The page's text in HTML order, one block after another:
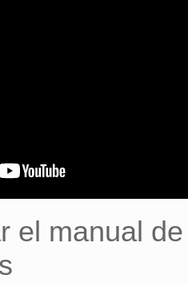
el manual de